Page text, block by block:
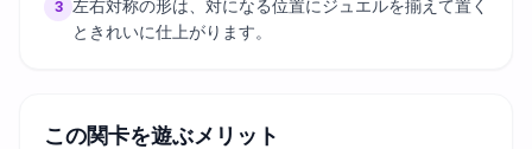
3
左右対称の形は、対になる位置にジュエルを揃えて置く
ときれいに仕上がります。
この関卡を遊ぶメリット